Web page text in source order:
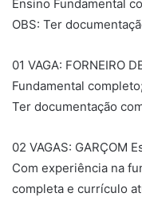
Ensino Fundamental
OBS: Ter
01 VAGA: FORNEIRO
Fundamental
Ter documentação
02 VAGAS: GARÇOM
Com experiência na
completa e currículo